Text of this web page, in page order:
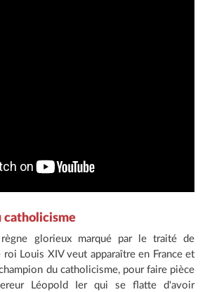
catholicisme
glorieux marqué par le traité de
Louis XIV veut apparaître en France et
du catholicisme, pour faire pièce
Léopold Ier qui se flatte d'avoir